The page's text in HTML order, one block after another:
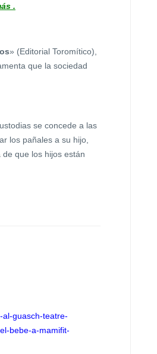
.
» (Editorial Toromítico),
que la sociedad
se concede a las
los pañales a su hijo,
que los hijos están
al-guasch-teatre-
bebe-a-mamifit-